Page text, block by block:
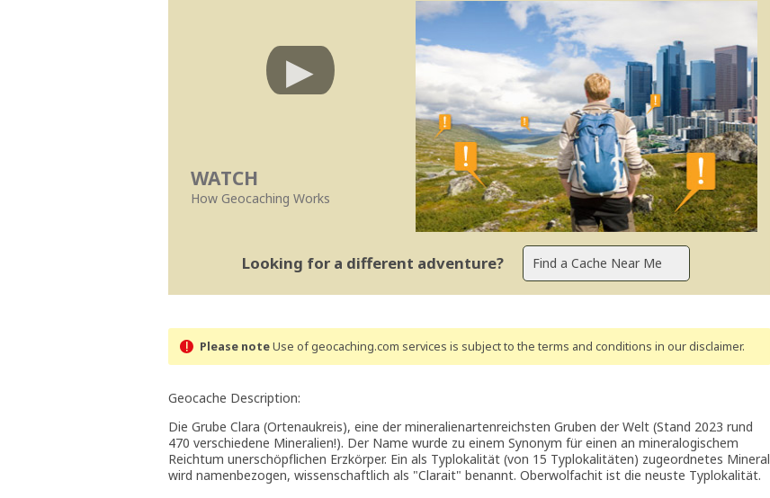
WATCH
How Geocaching Works
Looking for a different adventure?
Please noteUse of geocaching.com services is subject to the terms and conditions in our disclaimer.
Geocache Description:
Die Grube Clara (Ortenaukreis), eine der mineralienartenreichsten Gruben der Welt (Stand 2023 rund
470 verschiedene Mineralien!). Der Name wurde zu einem Synonym für einen an mineralogischem
Reichtum unerschöpflichen Erzkörper. Ein als Typlokalität (von 15 Typlokalitäten) zugeordnetes Mineral
wird namenbezogen, wissenschaftlich als "Clarait" benannt. Oberwolfachit ist die neuste Typlokalität.